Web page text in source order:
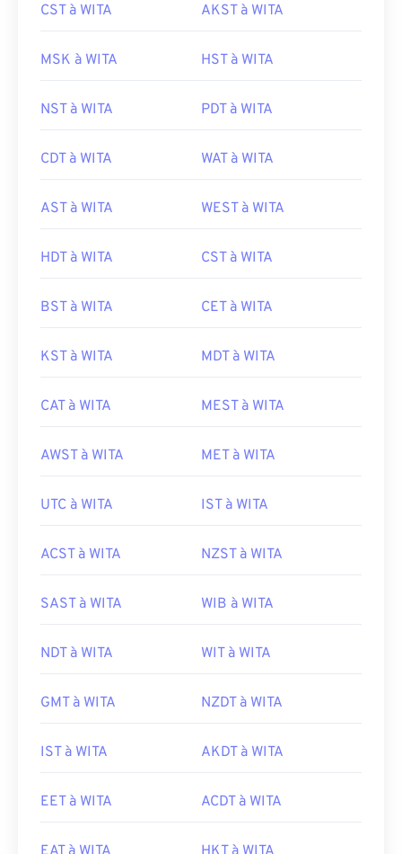
CST à WITA AKST à WITA
MSK à WITA HST à WITA
NST à WITA PDT à WITA
CDT à WITA WAT à WITA
AST à WITA WEST à WITA
HDT à WITA CST à WITA
BST à WITA CET à WITA
KST à WITA MDT à WITA
CAT à WITA MEST à WITA
AWST à WITA MET à WITA
UTC à WITA IST à WITA
ACST à WITA NZST à WITA
SAST à WITA WIB à WITA
NDT à WITA WIT à WITA
GMT à WITA NZDT à WITA
IST à WITA AKDT à WITA
EET à WITA ACDT à WITA